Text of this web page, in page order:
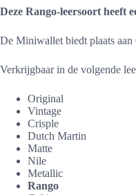
Deze Rango-leersoort heeft
De Miniwallet biedt plaats aan
Verkrijgbaar in de volgende
Original
Vintage
Crisple
Dutch Martin
Matte
Nile
Metallic
Rango